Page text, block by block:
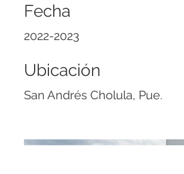
Fecha
2022-2023
Ubicación
San Andrés Cholula, Pue.